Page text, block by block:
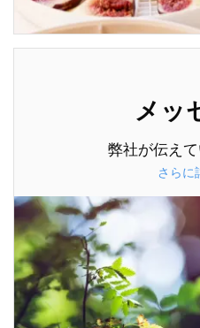
メッ
弊社が伝え
さらに